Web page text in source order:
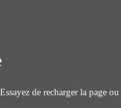
de recharger la page ou